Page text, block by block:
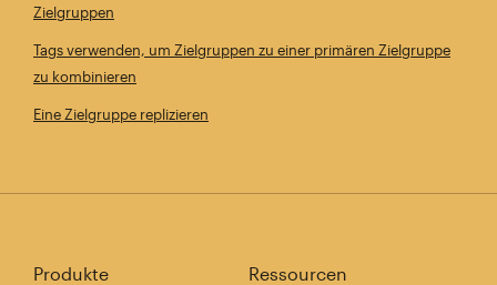
Zielgruppen
Tags verwenden, um Zielgruppen zu einer primären Zielgruppe
zu kombinieren
Eine Zielgruppe replizieren
Produkte Ressourcen